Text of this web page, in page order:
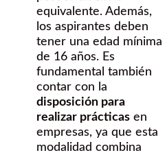
equivalente. Además,
los aspirantes deben
tener una edad mínima
de 16 años. Es
fundamental también
contar con la
disposición para
realizar prácticas en
empresas, ya que esta
modalidad combina